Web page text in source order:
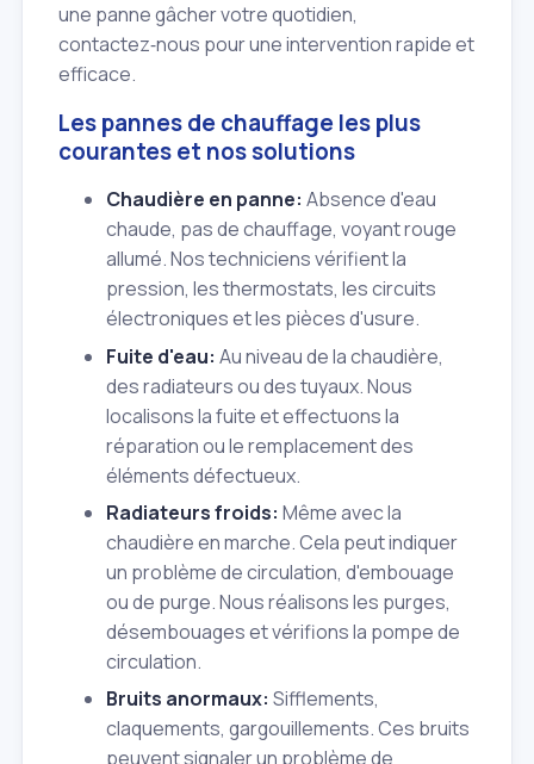
une panne gâcher votre quotidien,
contactez‑nous pour une intervention rapide et
efficace.
Les pannes de chauffage les plus
courantes et nos solutions
Chaudière en panne: Absence d'eau
chaude, pas de chauffage, voyant rouge
allumé. Nos techniciens vérifient la
pression, les thermostats, les circuits
électroniques et les pièces d'usure.
Fuite d'eau: Au niveau de la chaudière,
des radiateurs ou des tuyaux. Nous
localisons la fuite et effectuons la
réparation ou le remplacement des
éléments défectueux.
Radiateurs froids: Même avec la
chaudière en marche. Cela peut indiquer
un problème de circulation, d'embouage
ou de purge. Nous réalisons les purges,
désembouages et vérifions la pompe de
circulation.
Bruits anormaux: Sifflements,
claquements, gargouillements. Ces bruits
peuvent signaler un problème de